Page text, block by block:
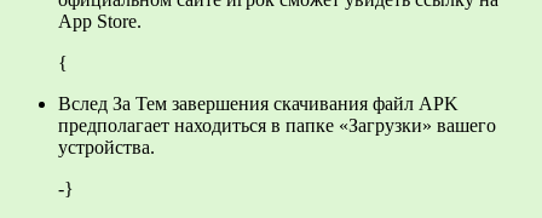
App Store.
{
Вслед За Тем завершения скачивания файл APK
предполагает находиться в папке «Загрузки» вашего
устройства.
-}